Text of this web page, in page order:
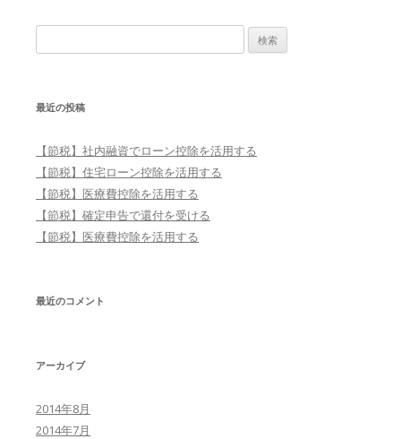
最近の投稿
【節税】社内融資でローン控除を活用する
【節税】住宅ローン控除を活用する
【節税】医療費控除を活用する
【節税】確定申告で還付を受ける
【節税】医療費控除を活用する
最近のコメント
アーカイブ
2014年8月
2014年7月